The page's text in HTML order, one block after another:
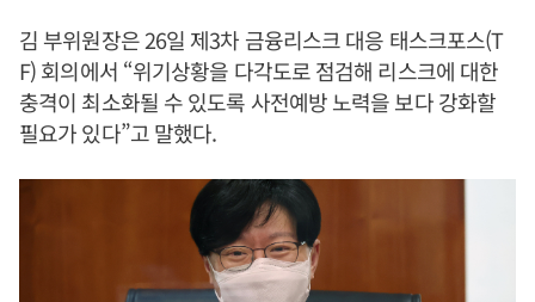
김 부위원장은 26일 제3차 금융리스크 대응 태스크포스(T
F) 회의에서 “위기상황을 다각도로 점검해 리스크에 대한
충격이 최소화될 수 있도록 사전예방 노력을 보다 강화할
필요가 있다”고 말했다.